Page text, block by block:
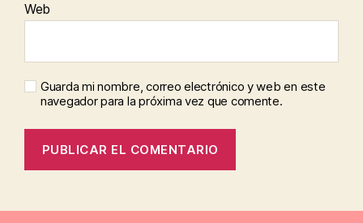
Web
Guarda mi nombre, correo electrónico y web en este
navegador para la próxima vez que comente.